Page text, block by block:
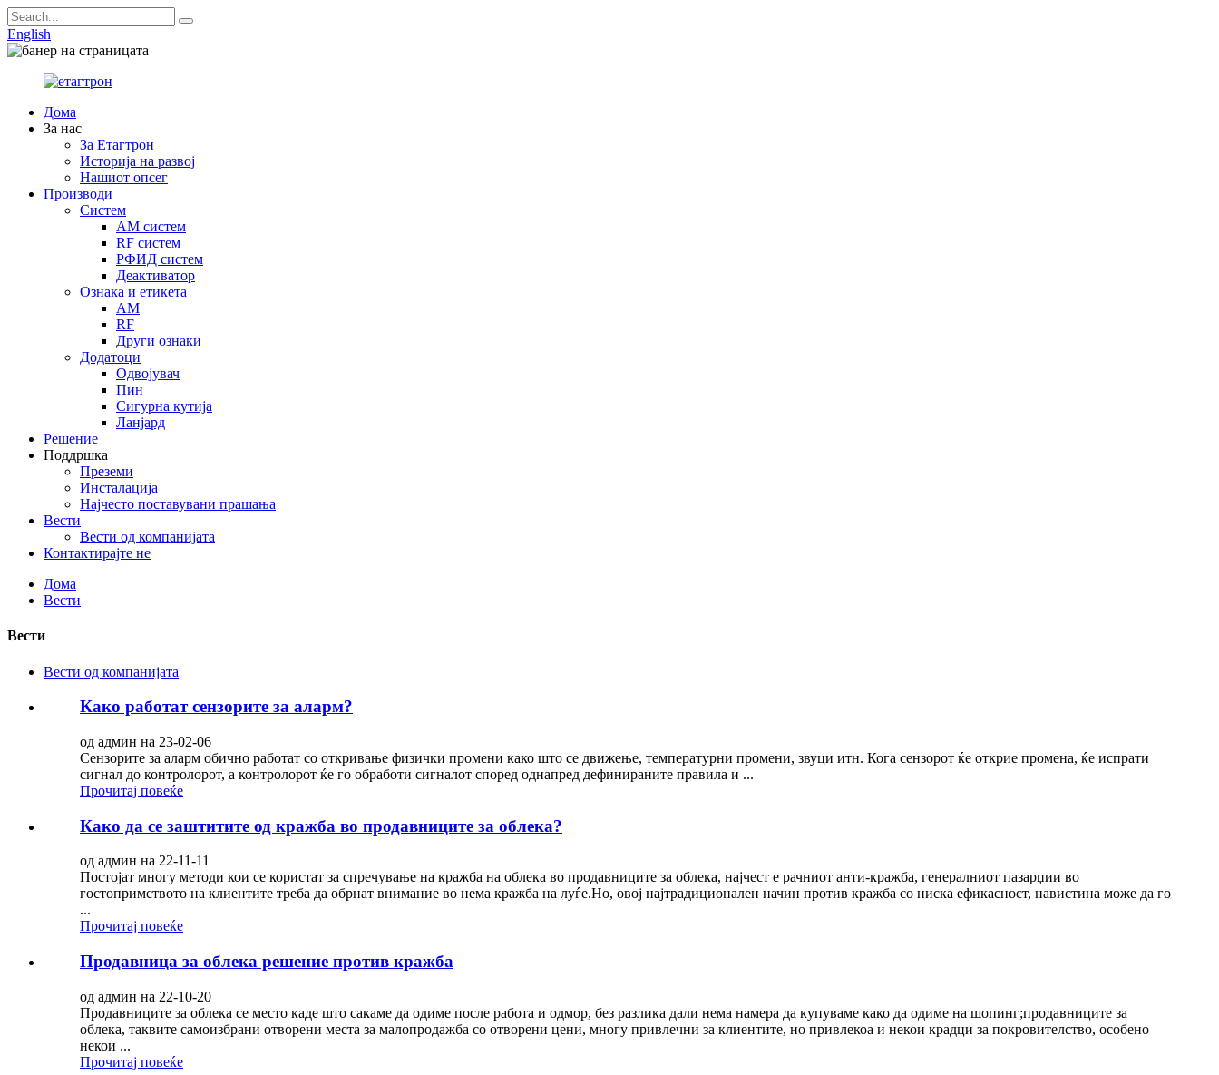
English
Дома
За нас
За Етагтрон
Историја на развој
Нашиот опсег
Производи
Систем
AM систем
RF систем
РФИД систем
Деактиватор
Ознака и етикета
AM
RF
Други ознаки
Додатоци
Одвојувач
Пин
Сигурна кутија
Ланјард
Решение
Поддршка
Преземи
Инсталација
Најчесто поставувани прашања
Вести
Вести од компанијата
Контактирајте не
Дома
Вести
Вести
Вести од компанијата
Како работат сензорите за аларм?
од админ на 23-02-06
Сензорите за аларм обично работат со откривање физички промени како што се движење, температурни промени, звуци итн. Кога сензорот ќе открие промена, ќе испрати
сигнал до контролорот, а контролорот ќе го обработи сигналот според однапред дефинираните правила и ...
Прочитај повеќе
Како да се заштитите од кражба во продавниците за облека?
од админ на 22-11-11
Постојат многу методи кои се користат за спречување на кражба на облека во продавниците за облека, најчест е рачниот анти-кражба, генералниот пазарџии во
гостопримството на клиентите треба да обрнат внимание во нема кражба на луѓе.Но, овој најтрадиционален начин против кражба со ниска ефикасност, навистина може да го
...
Прочитај повеќе
Продавница за облека решение против кражба
од админ на 22-10-20
Продавниците за облека се место каде што сакаме да одиме после работа и одмор, без разлика дали нема намера да купуваме како да одиме на шопинг;продавниците за
облека, таквите самоизбрани отворени места за малопродажба со отворени цени, многу привлечни за клиентите, но привлекоа и некои крадци за покровителство, особено
некои ...
Прочитај повеќе